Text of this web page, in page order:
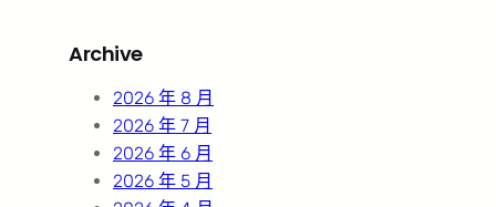
c
Archive
2026 年 8 月
2026 年 7 月
2026 年 6 月
2026 年 5 月